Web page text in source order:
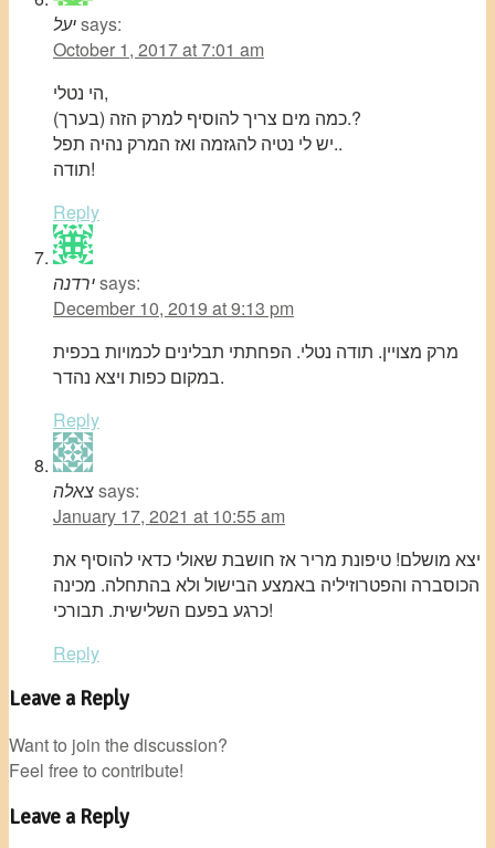
יעלsays:
October 1, 2017 at 7:01 am
הי נטלי,
כמה מים צריך להוסיף למרק הזה (בערך).?
יש לי נטיה להגזמה ואז המרק נהיה תפל..
תודה!
Reply
ירדנהsays:
December 10, 2019 at 9:13 pm
מרק מצויין. תודה נטלי. הפחתתי תבלינים לכמויות בכפית
במקום כפות ויצא נהדר.
Reply
צאלהsays:
January 17, 2021 at 10:55 am
יצא מושלם! טיפונת מריר אז חושבת שאולי כדאי להוסיף את
הכוסברה והפטרוזיליה באמצע הבישול ולא בהתחלה. מכינה
כרגע בפעם השלישית. תבורכי!
Reply
Leave a Reply
Want to join the discussion?
Feel free to contribute!
Leave a Reply